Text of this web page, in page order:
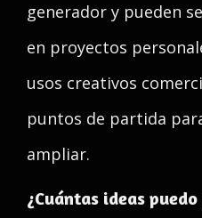
generador y pueden
en proyectos
usos creativos
puntos de partida
ampliar.
¿Cuántas ideas